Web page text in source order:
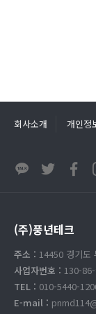
회사소개 개인정
(주)풍년테크
주소 : 14450 경기도
사업자번호 : 130-
TEL : 010-5440-
E-mail :